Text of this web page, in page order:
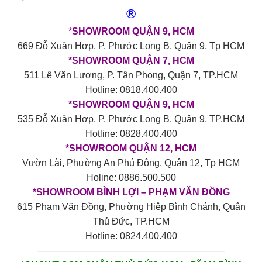
®
*SHOWROOM QUẬN 9, HCM
669 Đỗ Xuân Hợp, P. Phước Long B, Quận 9, Tp HCM
*SHOWROOM QUẬN 7, HCM
511 Lê Văn Lương, P. Tân Phong, Quận 7, TP.HCM
Hotline: 0818.400.400
*SHOWROOM QUẬN 9, HCM
535 Đỗ Xuân Hợp, P. Phước Long B, Quận 9, TP.HCM
Hotline: 0828.400.400
*SHOWROOM QUẬN 12, HCM
Vườn Lài, Phường An Phú Đông, Quận 12, Tp HCM
Holine: 0886.500.500
*SHOWROOM BÌNH LỢI – PHẠM VĂN ĐỒNG
615 Phạm Văn Đồng, Phường Hiệp Bình Chánh, Quận
Thủ Đức, TP.HCM
Hotline: 0824.400.400
————————————————————